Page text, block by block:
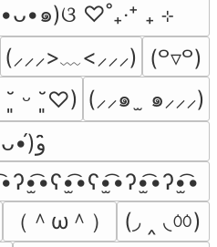
๑)ଓ ♡˚₊‧⁺ ₊ ⊹
(⸝⸝⸝>﹏<⸝⸝⸝) (꒪▿꒪)
˘͈ ᵕ ˘͈♡) (⸝⸝๑  ̫ ๑⸝⸝⸝)
（＾ω＾） (◞ ‸ ◟ㆀ)